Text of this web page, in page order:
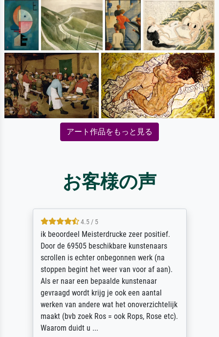
アート作品をもっと見る
お客様の声
4.5 / 5
ik beoordeel Meisterdrucke zeer positief.
Door de 69505 beschikbare kunstenaars
scrollen is echter onbegonnen werk (na
stoppen begint het weer van voor af aan).
Als er naar een bepaalde kunstenaar
gevraagd wordt krijg je ook een aantal
werken van andere wat het onoverzichtelijk
maakt (bvb zoek Ros = ook Rops, Rose etc).
Waarom duidt u ...